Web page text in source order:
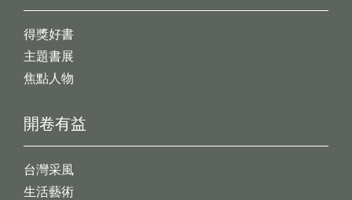
開卷有益
台灣采風
生活藝術
得獎好書
主題書展
焦點人物